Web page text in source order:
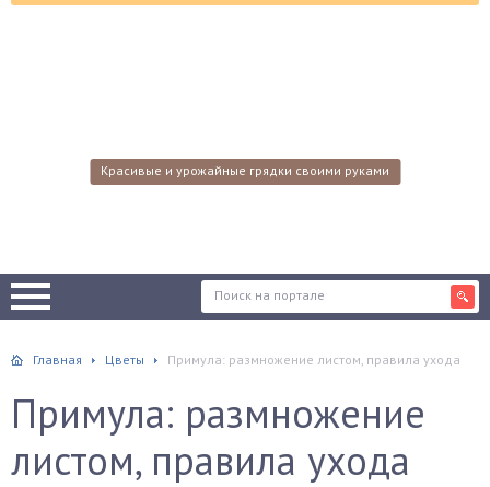
Красивые и урожайные грядки своими руками
Главная Цветы Примула: размножение листом, правила ухода
Примула: размножение
листом, правила ухода